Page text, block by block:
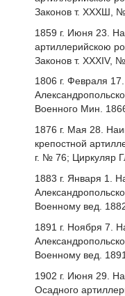
Законов т. ХХХШ, №
1859 г. Июня 23.
артиллерийскою
Законов т. XXXIV,
1806 г. Февраля
Военного Мин.
1876 г. Мая 28.
крепостной
г. № 76; Циркуляр
1883 г. Января 1.
Военному вед.
1891 г. Ноября 7.
Военному вед.
1902 г. Июня 29.
Осадного